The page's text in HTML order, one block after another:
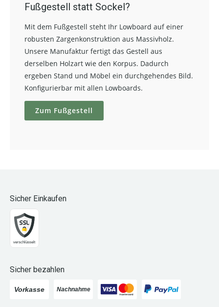
Fußgestell statt Sockel?
Mit dem Fußgestell steht Ihr Lowboard auf einer
robusten Zargenkonstruktion aus Massivholz.
Unsere Manufaktur fertigt das Gestell aus
derselben Holzart wie den Korpus. Dadurch
ergeben Stand und Möbel ein durchgehendes Bild.
Konfigurierbar mit allen Lowboards.
Zum Fußgestell
Sicher Einkaufen
Sicher bezahlen